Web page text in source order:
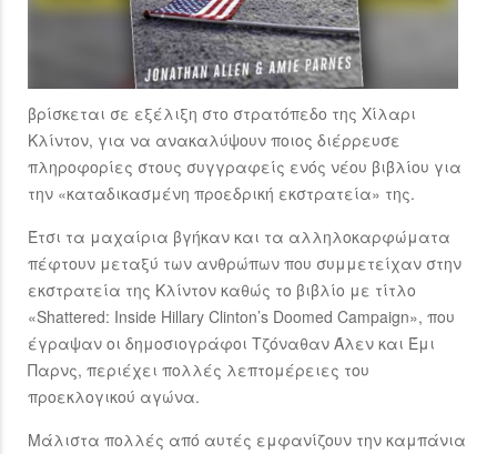
βρίσκεται σε εξέλιξη στο στρατόπεδο της Χίλαρι
Κλίντον, για να ανακαλύψουν ποιος διέρρευσε
πληροφορίες στους συγγραφείς ενός νέου βιβλίου για
την «καταδικασμένη προεδρική εκστρατεία» της.
Έτσι τα μαχαίρια βγήκαν και τα αλληλοκαρφώματα
πέφτουν μεταξύ των ανθρώπων που συμμετείχαν στην
εκστρατεία της Κλίντον καθώς το βιβλίο με τίτλο
«Shattered: Inside Hillary Clinton’s Doomed Campaign», που
έγραψαν οι δημοσιογράφοι Τζόναθαν Άλεν και Έμι
Παρνς, περιέχει πολλές λεπτομέρειες του
προεκλογικού αγώνα.
Μάλιστα πολλές από αυτές εμφανίζουν την καμπάνια